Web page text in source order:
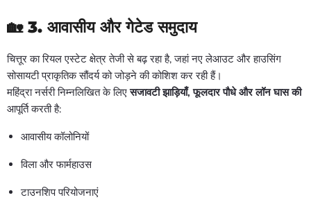
🏡 3. आवासीय और गेटेड समुदाय
चित्तूर का रियल एस्टेट क्षेत्र तेजी से बढ़ रहा है, जहां नए लेआउट और हाउसिंग
सोसायटी प्राकृतिक सौंदर्य को जोड़ने की कोशिश कर रही हैं।
महिंद्रा नर्सरी निम्नलिखित के लिएसजावटी झाड़ियाँ, फूलदार पौधे और लॉन घास की
आपूर्ति करती है:
आवासीय कॉलोनियों
विला और फार्महाउस
टाउनशिप परियोजनाएं